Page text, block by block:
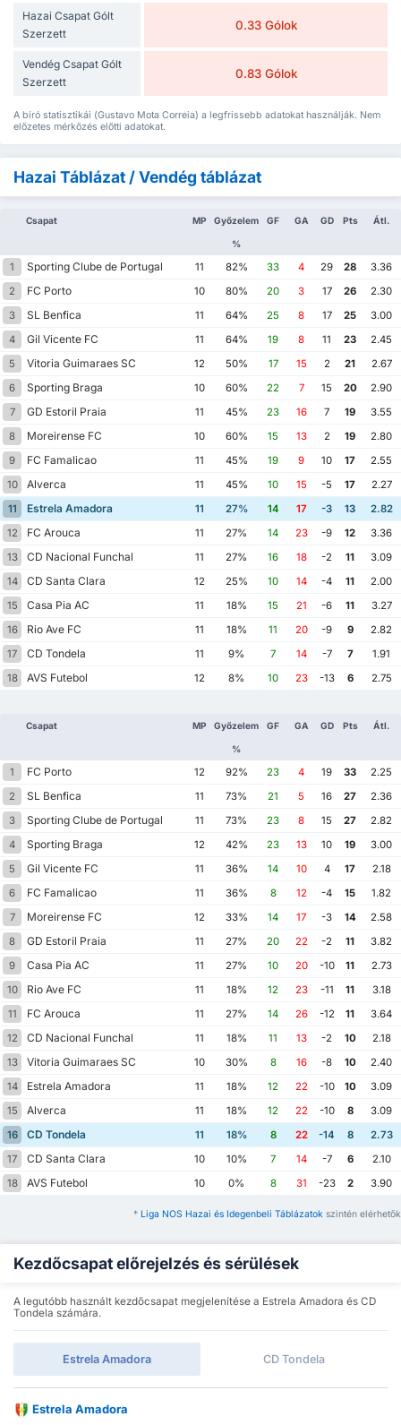
Hazai Csapat Gólt
Szerzett
0.33 Gólok
Vendég Csapat Gólt
Szerzett
0.83 Gólok
A bíró statisztikái (Gustavo Mota Correia) a legfrissebb adatokat használják. Nem
előzetes mérkőzés előtti adatokat.
Hazai Táblázat / Vendég táblázat
Csapat MP Győzelem
%
GF GA GD Pts Átl.
1 Sporting Clube de Portugal 11 82% 33 4 29 28
3.36
2
FC Porto 10 80% 20 3 17 26
2.30
3
SL Benfica 11 64% 25 8 17 25
3.00
4
Gil Vicente FC 11 64% 19 8 11 23
2.45
5
Vitoria Guimaraes SC 12 50% 17 15 2 21
2.67
6
Sporting Braga 10 60% 22 7 15 20
2.90
7
GD Estoril Praia 11 45% 23 16 7 19
3.55
8
Moreirense FC 10 60% 15 13 2 19
2.80
9
FC Famalicao 11 45% 19 9 10 17
2.55
10
Alverca 11 45% 10 15 -5 17
2.27
11
Estrela Amadora 11 27% 14 17 -3 13
2.82
12
FC Arouca 11 27% 14 23 -9 12
3.36
13
CD Nacional Funchal 11 27% 16 18 -2 11
3.09
14
CD Santa Clara 12 25% 10 14 -4 11
2.00
15
Casa Pia AC 11 18% 15 21 -6 11
3.27
16
Rio Ave FC 11 18% 11 20 -9 9
2.82
17
CD Tondela 11 9% 7 14 -7 7
1.91
18
AVS Futebol 12 8% 10 23 -13 6 2.75
Csapat MP Győzelem
%
GF GA GD Pts Átl.
1 FC Porto 12 92% 23 4 19 33
2.25
2
SL Benfica 11 73% 21 5 16 27
2.36
3
Sporting Clube de Portugal 11 73% 23 8 15 27
2.82
4
Sporting Braga 12 42% 23 13 10 19
3.00
5
Gil Vicente FC 11 36% 14 10 4 17
2.18
6
FC Famalicao 11 36% 8 12 -4 15
1.82
7
Moreirense FC 12 33% 14 17 -3 14
2.58
8
GD Estoril Praia 11 27% 20 22 -2 11
3.82
9
Casa Pia AC 11 27% 10 20 -10 11
2.73
10
Rio Ave FC 11 18% 12 23 -11 11
3.18
11
FC Arouca 11 27% 14 26 -12 11
3.64
12
CD Nacional Funchal 11 18% 11 13 -2 10
2.18
13
Vitoria Guimaraes SC 10 30% 8 16 -8 10
2.40
14
Estrela Amadora 11 18% 12 22 -10 10
3.09
15
Alverca 11 18% 12 22 -10 8
3.09
16
CD Tondela 11 18% 8 22 -14 8
2.73
17
CD Santa Clara 10 10% 7 14 -7 6
2.10
18
AVS Futebol 10 0% 8 31 -23 2 3.90
* Liga NOS Hazai és Idegenbeli Táblázatok szintén elérhetők
Kezdőcsapat előrejelzés és sérülések
A legutóbb használt kezdőcsapat megjelenítése a Estrela Amadora és CD
Tondela számára.
Estrela Amadora CD Tondela
Estrela Amadora